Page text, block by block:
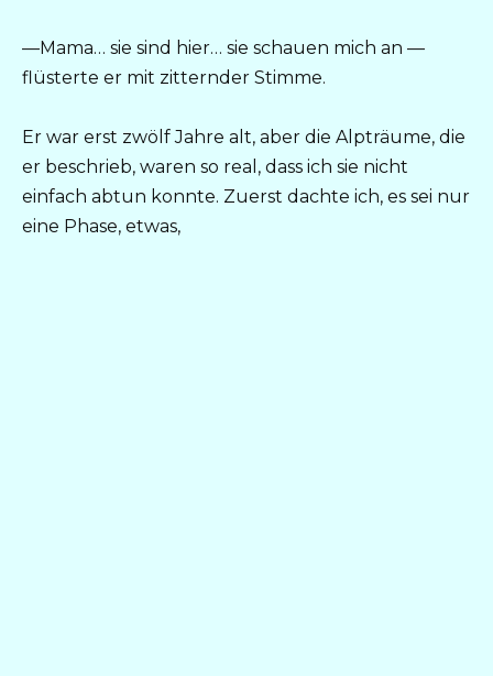
—Mama… sie sind hier… sie schauen mich an —
flüsterte er mit zitternder Stimme.
Er war erst zwölf Jahre alt, aber die Alpträume, die
er beschrieb, waren so real, dass ich sie nicht
einfach abtun konnte. Zuerst dachte ich, es sei nur
eine Phase, etwas,